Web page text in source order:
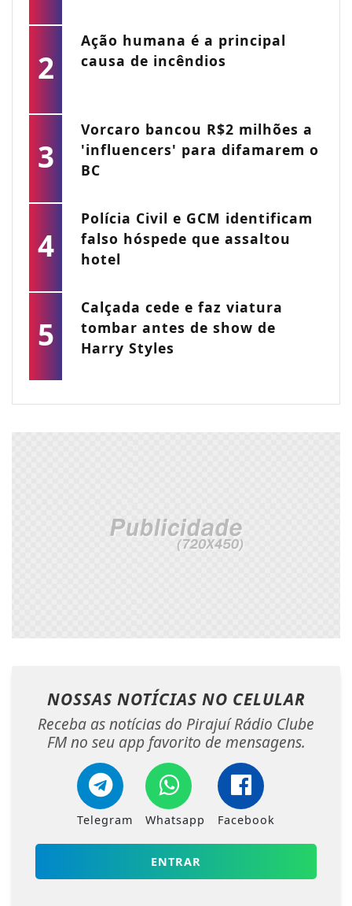
2
Ação humana é a principal
causa de incêndios
3
Vorcaro bancou R$2 milhões a
'influencers' para difamarem o
BC
4
Polícia Civil e GCM identificam
falso hóspede que assaltou
hotel
5
Calçada cede e faz viatura
tombar antes de show de
Harry Styles
NOSSAS NOTÍCIAS NO CELULAR
Receba as notícias do Pirajuí Rádio Clube
FM no seu app favorito de mensagens.
Telegram Whatsapp Facebook
ENTRAR